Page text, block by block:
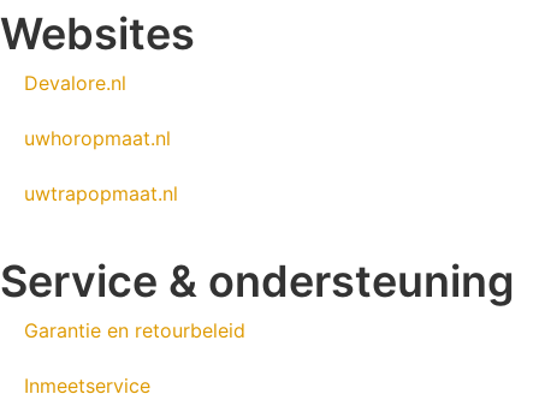
Websites
Devalore.nl
uwhoropmaat.nl
uwtrapopmaat.nl
Service & ondersteuning
Garantie en retourbeleid
Inmeetservice